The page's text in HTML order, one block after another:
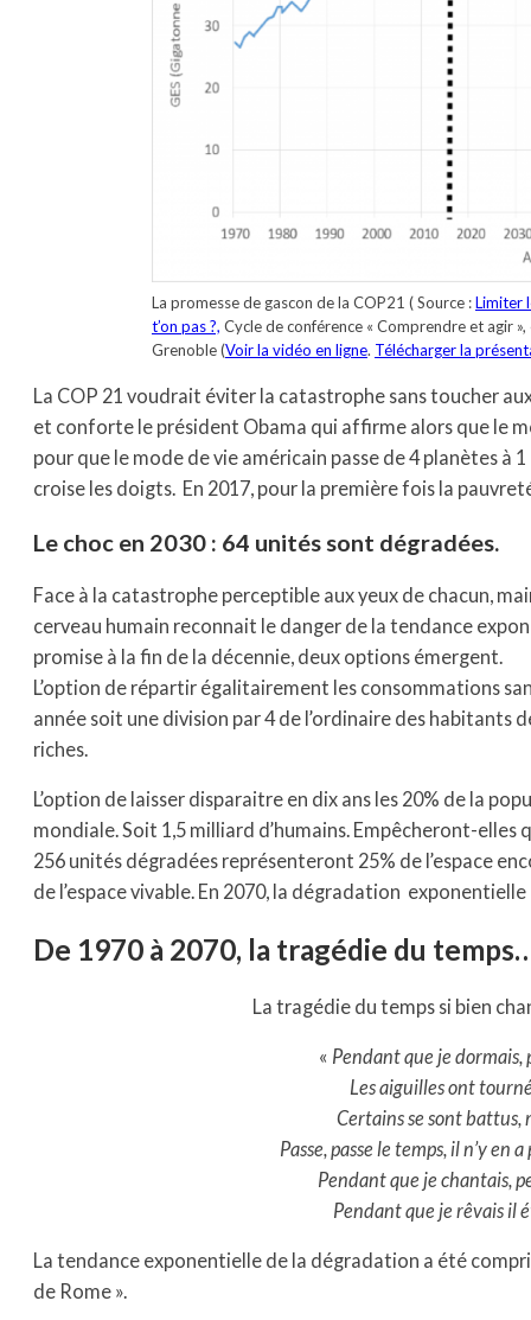
La promesse de gascon de la COP21 ( Source :Limiter
t’on pas ?, Cycle de conférence « Comprendre et agir
Grenoble (Voir la vidéo en ligne. Télécharger la
La COP 21 voudrait éviter la catastrophe sans toucher
et conforte le président Obama qui affirme alors que le
pour que le mode de vie américain passe de 4 planètes à
croise les doigts. En 2017, pour la première fois la
Le choc en 2030 : 64 unités sont dégradées.
Face à la catastrophe perceptible aux yeux de chacun,
cerveau humain reconnait le danger de la tendance
promise à la fin de la décennie, deux options émergent.
L’option de répartir égalitairement les consommations
année soit une division par 4 de l’ordinaire des habitants
riches.
L’option de laisser disparaitre en dix ans les 20% de la
mondiale. Soit 1,5 milliard d’humains. Empêcheront-elles
256 unités dégradées représenteront 25% de l’espace
de l’espace vivable. En 2070, la dégradation
De 1970 à 2070, la tragédie du
La tragédie du temps si bien
« Pendant que je dormais,
Les aiguilles ont
Certains se sont battus,
Passe, passe le temps, il n’y
Pendant que je chantais,
Pendant que je rêvais il
La tendance exponentielle de la dégradation a été
de Rome ».